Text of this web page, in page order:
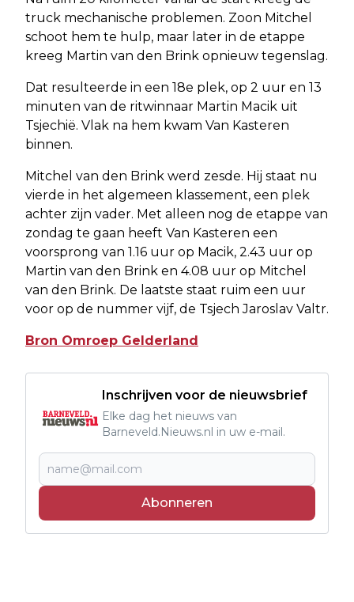
truck mechanische problemen. Zoon Mitchel
schoot hem te hulp, maar later in de etappe
kreeg Martin van den Brink opnieuw tegenslag.
Dat resulteerde in een 18e plek, op 2 uur en 13
minuten van de ritwinnaar Martin Macik uit
Tsjechië. Vlak na hem kwam Van Kasteren
binnen.
Mitchel van den Brink werd zesde. Hij staat nu
vierde in het algemeen klassement, een plek
achter zijn vader. Met alleen nog de etappe van
zondag te gaan heeft Van Kasteren een
voorsprong van 1.16 uur op Macik, 2.43 uur op
Martin van den Brink en 4.08 uur op Mitchel
van den Brink. De laatste staat ruim een uur
voor op de nummer vijf, de Tsjech Jaroslav Valtr.
Bron Omroep Gelderland
Inschrijven voor de nieuwsbrief
Elke dag het nieuws van
Barneveld.Nieuws.nl in uw e-mail.
Abonneren